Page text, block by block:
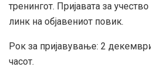
тренингот. Пријавата за
линк на објавениот повик.
Рок за пријавување: 2
часот.